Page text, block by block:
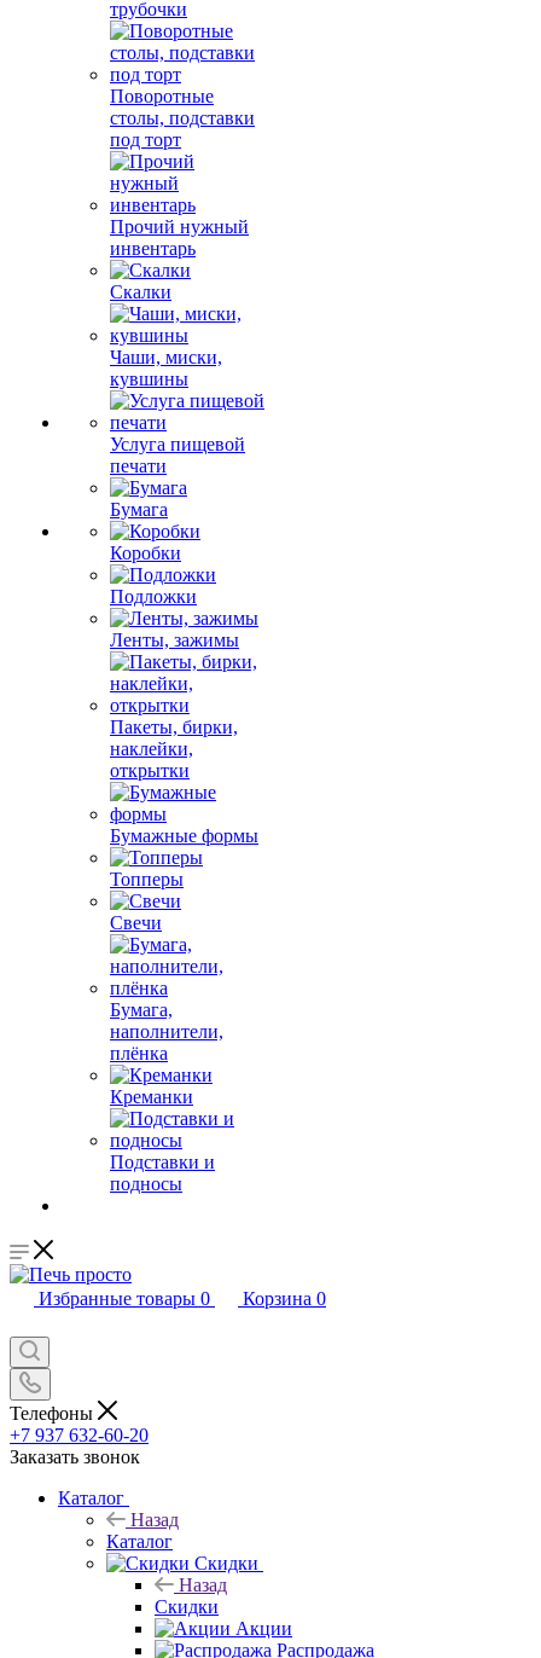
трубочки
Поворотные
столы, подставки
под торт
Прочий нужный
инвентарь
Скалки
Чаши, миски,
кувшины
Услуга пищевой
печати
Бумага
Коробки
Подложки
Ленты, зажимы
Пакеты, бирки,
наклейки,
открытки
Бумажные формы
Топперы
Свечи
Бумага,
наполнители,
плёнка
Креманки
Подставки и
подносы
Избранные товары 0 Корзина 0
Телефоны
+7 937 632-60-20
Заказать звонок
Каталог
Назад
Каталог
Скидки
Назад
Скидки
Акции
Распродажа